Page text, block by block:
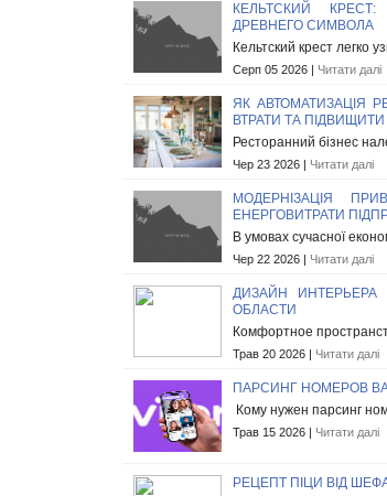
КЕЛЬТСКИЙ
ДРЕВНЕГО СИМВОЛА
Кельтский крест легко
Серп 05 2026 | Читати далі
ЯК АВТОМАТИЗАЦІЯ
ВТРАТИ ТА
Ресторанний бізнес
Чер 23 2026 | Читати далі
МОДЕРНІЗАЦІЯ
ЕНЕРГОВИТРАТИ
В умовах сучасної
Чер 22 2026 | Читати далі
ДИЗАЙН
ОБЛАСТИ
Комфортное
Трав 20 2026 | Читати далі
ПАРСИНГ НОМЕРОВ
Кому нужен парсинг
Трав 15 2026 | Читати далі
РЕЦЕПТ ПІЦИ ВІД